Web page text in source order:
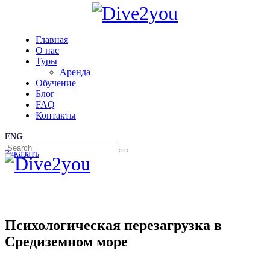
Главная
О нас
Туры
Аренда
Обучение
Блог
FAQ
Контакты
ENG
Заказать
Психологическая перезагрузка в
Средиземном море